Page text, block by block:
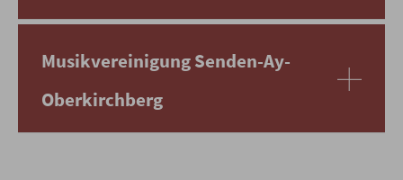
Musikvereinigung Senden-Ay-
Oberkirchberg